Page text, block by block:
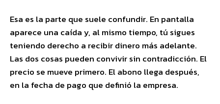
Esa es la parte que suele confundir. En pantalla
aparece una caída y, al mismo tiempo, tú sigues
teniendo derecho a recibir dinero más adelante.
Las dos cosas pueden convivir sin contradicción. El
precio se mueve primero. El abono llega después,
en la fecha de pago que definió la empresa.